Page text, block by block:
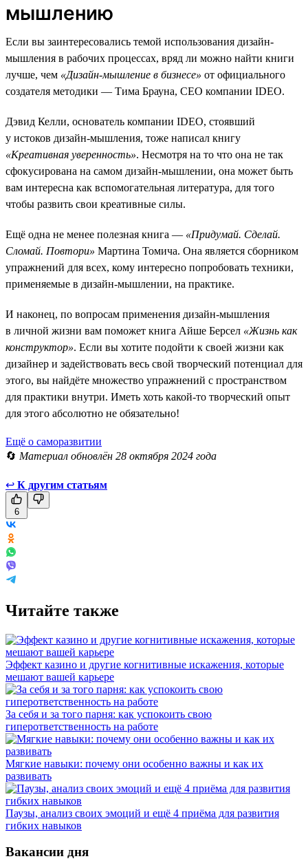
мышлению
Если вы заинтересовались темой использования дизайн-
мышления в рабочих процессах, вряд ли можно найти книги
лучше, чем «Дизайн-мышление в бизнесе» от официального
создателя методики — Тима Брауна, СЕО компании IDEO.
Дэвид Келли, основатель компании IDEO, стоявший
у истоков дизайн-мышления, тоже написал книгу
«Креативная уверенность». Несмотря на то что она не так
сфокусирована на самом дизайн-мышлении, она может быть
вам интересна как вспомогательная литература, для того
чтобы развить свои креативные силы.
Ещё одна не менее полезная книга — «Придумай. Сделай.
Сломай. Повтори» Мартина Томича. Она является сборником
упражнений для всех, кому интересно попробовать техники,
применяемые в дизайн-мышлении, на практике.
И наконец, по вопросам применения дизайн-мышления
в личной жизни вам поможет книга Айше Берсел «Жизнь как
конструктор». Если вы хотите подойти к своей жизни как
дизайнер и задействовать весь свой творческий потенциал для
этого, вы найдёте множество упражнений с пространством
для практики внутри. Иметь хоть какой-то творческий опыт
для этого абсолютно не обязательно!
Ещё о саморазвитии
🔄 Материал обновлён 28 октября 2024 года
↩ К другим статьям
6
Читайте также
Эффект казино и другие когнитивные искажения, которые
мешают вашей карьере
За себя и за того парня: как успокоить свою
гиперответственность на работе
Мягкие навыки: почему они особенно важны и как их
развивать
Паузы, анализ своих эмоций и ещё 4 приёма для развития
гибких навыков
Вакансии дня